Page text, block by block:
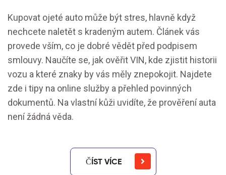
Kupovat ojeté auto může být stres, hlavně když
nechcete naletět s kradeným autem. Článek vás
provede vším, co je dobré vědět před podpisem
smlouvy. Naučíte se, jak ověřit VIN, kde zjistit historii
vozu a které znaky by vás měly znepokojit. Najdete
zde i tipy na online služby a přehled povinných
dokumentů. Na vlastní kůži uvidíte, že prověření auta
není žádná věda.
ČÍST VÍCE